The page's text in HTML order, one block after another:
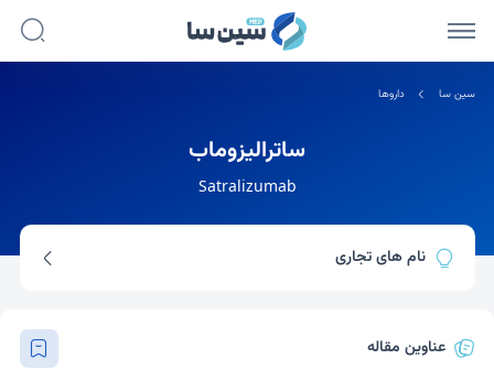
سین سا داروها
ساترالیزوماب
Satralizumab
نام های تجاری
عناوین مقاله